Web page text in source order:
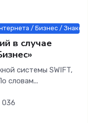
/ Бизнес /
в случае
системы SWIFT,
словам...
036